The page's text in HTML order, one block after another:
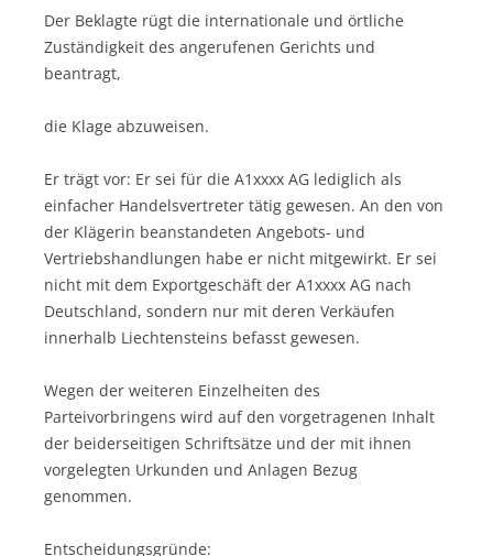
Der Beklagte rügt die internationale und örtliche
Zuständigkeit des angerufenen Gerichts und
beantragt,
die Klage abzuweisen.
Er trägt vor: Er sei für die A1xxxx AG lediglich als
einfacher Handelsvertreter tätig gewesen. An den von
der Klägerin beanstandeten Angebots- und
Vertriebshandlungen habe er nicht mitgewirkt. Er sei
nicht mit dem Exportgeschäft der A1xxxx AG nach
Deutschland, sondern nur mit deren Verkäufen
innerhalb Liechtensteins befasst gewesen.
Wegen der weiteren Einzelheiten des
Parteivorbringens wird auf den vorgetragenen Inhalt
der beiderseitigen Schriftsätze und der mit ihnen
vorgelegten Urkunden und Anlagen Bezug
genommen.
Entscheidungsgründe: